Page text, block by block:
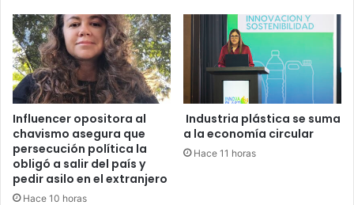
Influencer opositora al
chavismo asegura que
persecución política la
obligó a salir del país y
pedir asilo en el extranjero
Hace 10 horas
Industria plástica se suma
a la economía circular
Hace 11 horas